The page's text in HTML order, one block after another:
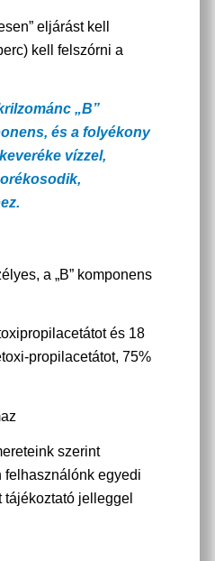
eljárást kell
kell felszórni a
„B”
és a folyékony
vízzel,
a „B” komponens
és 18
propilacetátot, 75%
szerint
felhasználónk egyedi
jelleggel